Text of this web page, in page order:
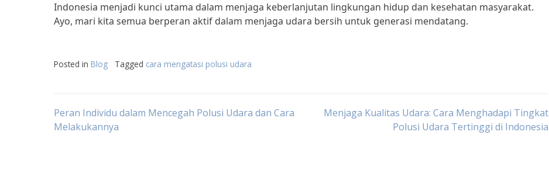
Indonesia menjadi kunci utama dalam menjaga keberlanjutan lingkungan hidup dan kesehatan masyarakat.
Ayo, mari kita semua berperan aktif dalam menjaga udara bersih untuk generasi mendatang.
Posted in Blog Tagged cara mengatasi polusi udara
Post
Peran Individu dalam Mencegah Polusi Udara dan Cara
Melakukannya
Menjaga Kualitas Udara: Cara Menghadapi Tingkat
Polusi Udara Tertinggi di Indonesia